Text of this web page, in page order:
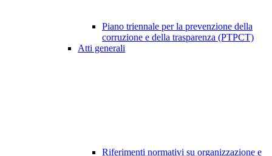
Piano triennale per la prevenzione della
corruzione e della trasparenza (PTPCT)
Atti generali
Riferimenti normativi su organizzazione e